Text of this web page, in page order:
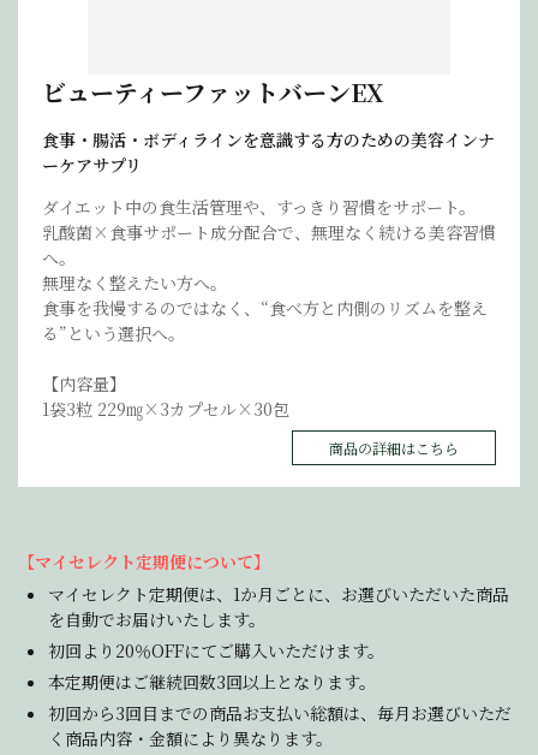
ビューティーファットバーンEX
食事・腸活・ボディラインを意識する方のための美容インナ
ーケアサプリ
ダイエット中の食生活管理や、すっきり習慣をサポート。
乳酸菌×食事サポート成分配合で、無理なく続ける美容習慣
へ。
無理なく整えたい方へ。
食事を我慢するのではなく、“食べ方と内側のリズムを整え
る”という選択へ。
【内容量】
1袋3粒 229㎎×3カプセル×30包
商品の詳細はこちら
【マイセレクト定期便について】
マイセレクト定期便は、1か月ごとに、お選びいただいた商品
を自動でお届けいたします。
初回より20％OFFにてご購入いただけます。
本定期便はご継続回数3回以上となります。
初回から3回目までの商品お支払い総額は、毎月お選びいただ
く商品内容・金額により異なります。